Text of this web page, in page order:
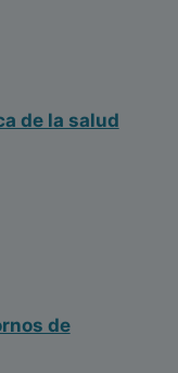
de la salud
de